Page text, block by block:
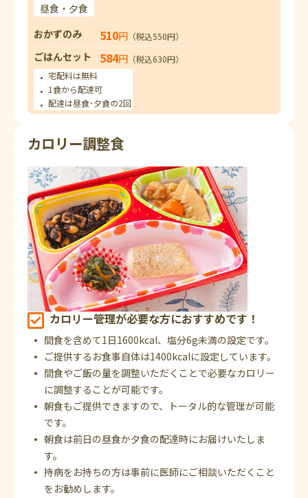
昼食・夕食
おかずのみ
510円 （税込550円）
ごはんセット 584円 （税込630円）
宅配料は無料
1食から配達可
配達は昼食･夕食の2回
カロリー調整食
カロリー管理が必要な方におすすめです！
間食を含めて1日1600kcal、塩分6g未満の設定です。
ご提供するお食事自体は1400kcalに設定しています。
間食やご飯の量を調整いただくことで必要なカロリー
に調整することが可能です。
朝食もご提供できますので、トータル的な管理が可能
です。
朝食は前日の昼食か夕食の配達時にお届けいたしま
す。
持病をお持ちの方は事前に医師にご相談いただくこと
をお勧めします。